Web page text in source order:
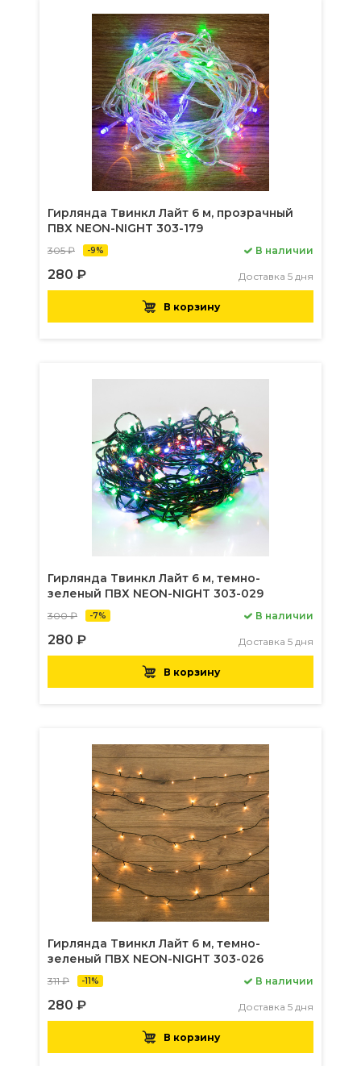
Гирлянда Твинкл Лайт 6 м, прозрачный
ПВХ NEON-NIGHT 303-179
305 ₽ -9%
280 ₽
В наличии
Доставка 5 дня
В корзину
Гирлянда Твинкл Лайт 6 м, темно-
зеленый ПВХ NEON-NIGHT 303-029
300 ₽ -7%
280 ₽
В наличии
Доставка 5 дня
В корзину
Гирлянда Твинкл Лайт 6 м, темно-
зеленый ПВХ NEON-NIGHT 303-026
311 ₽ -11%
280 ₽
В наличии
Доставка 5 дня
В корзину